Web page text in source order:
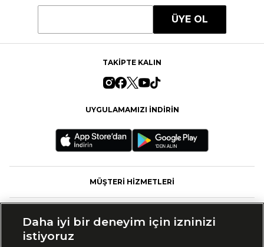
ÜYE OL
TAKİPTE KALIN
UYGULAMAMIZI İNDİRİN
MÜŞTERİ HİZMETLERİ
Daha iyi bir deneyim için izninizi
istiyoruz